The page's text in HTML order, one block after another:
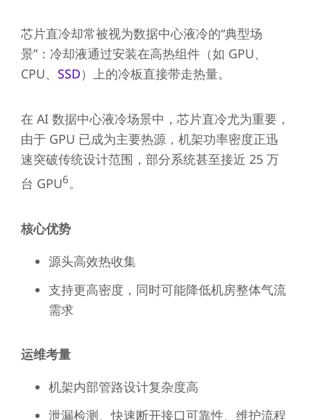
芯片直冷却常被视为数据中心液冷的“典型场
景”：冷却液通过安装在高热组件（如 GPU、
CPU、 SSD）上的冷板直接带走热量。
在 AI 数据中心液冷场景中，芯片直冷尤为重要，
由于 GPU 已成为主要热源，机架功率密度正迅
速突破传统设计范围，部分系统甚至接近 25 万
台 GPU6。
核心优势
源头高效热收集
支持更高密度，同时可能降低机房整体气流
需求
运维考量
机架内部管路设计复杂度高
泄漏检测、快速断开接口可靠性、维护流程